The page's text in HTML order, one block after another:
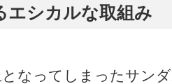
エシカルな取組み
なってしまったサン